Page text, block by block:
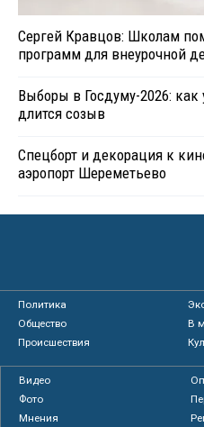
Сергей Кравцов: Школам
программ для внеурочной
Выборы в Госдуму-2026: как
длится созыв
Спецборт и декорация к
аэропорт Шереметьево
Политика
Общество
В
Происшествия
Видео
Фото
Мнения